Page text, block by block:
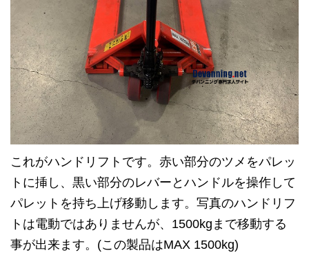
これがハンドリフトです。赤い部分のツメをパレッ
トに挿し、黒い部分のレバーとハンドルを操作して
パレットを持ち上げ移動します。写真のハンドリフ
トは電動ではありませんが、1500kgまで移動する
事が出来ます。(この製品はMAX 1500kg)